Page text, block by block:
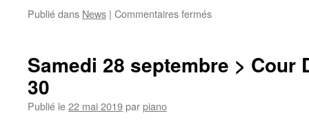
Publié dans News | Commentaires ferméssur
>
Samedi 28 septembre > Cour
30
Publié le22 mai 2019parpiano